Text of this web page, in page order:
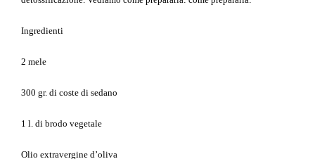
Ingredienti
2 mele
300 gr. di coste di sedano
1 l. di brodo vegetale
Olio extravergine d’oliva